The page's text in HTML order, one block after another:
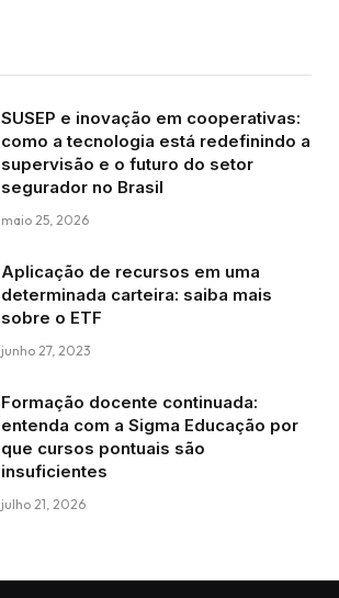
SUSEP e inovação em cooperativas:
como a tecnologia está redefinindo a
supervisão e o futuro do setor
segurador no Brasil
maio 25, 2026
Aplicação de recursos em uma
determinada carteira: saiba mais
sobre o ETF
junho 27, 2023
Formação docente continuada:
entenda com a Sigma Educação por
que cursos pontuais são
insuficientes
julho 21, 2026